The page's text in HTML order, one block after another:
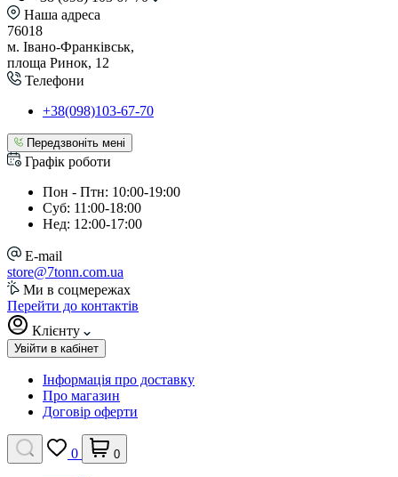
Наша адреса
76018
м. Івано-Франківськ,
площа Ринок, 12
Телефони
+38(098)103-67-70
Передзвоніть мені
Графік роботи
Пон - Птн: 10:00-19:00
Суб: 11:00-18:00
Нед: 12:00-17:00
E-mail
store@7tonn.com.ua
Ми в соцмережах
Перейти до контактів
Клієнту
Увійти в кабінет
Інформація про доставку
Про магазин
Договір оферти
0 0